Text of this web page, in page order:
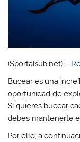
(Sportalsub.net) –
Bucear es una
oportunidad de
Si quieres bucear
debes mantenerte
Por ello, a